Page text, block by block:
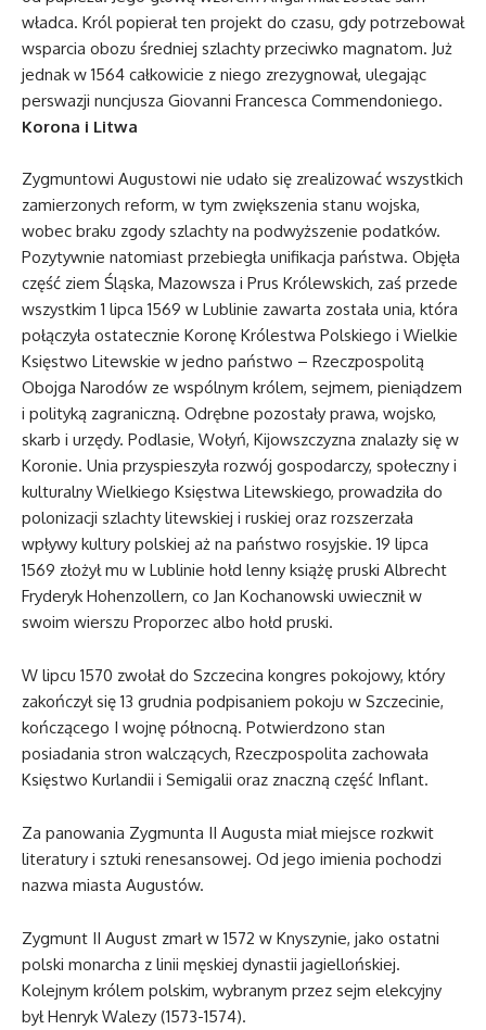
władca. Król popierał ten projekt do czasu, gdy potrzebował
wsparcia obozu średniej szlachty przeciwko magnatom. Już
jednak w 1564 całkowicie z niego zrezygnował, ulegając
perswazji nuncjusza Giovanni Francesca Commendoniego.
Korona i Litwa
Zygmuntowi Augustowi nie udało się zrealizować wszystkich
zamierzonych reform, w tym zwiększenia stanu wojska,
wobec braku zgody szlachty na podwyższenie podatków.
Pozytywnie natomiast przebiegła unifikacja państwa. Objęła
część ziem Śląska, Mazowsza i Prus Królewskich, zaś przede
wszystkim 1 lipca 1569 w Lublinie zawarta została unia, która
połączyła ostatecznie Koronę Królestwa Polskiego i Wielkie
Księstwo Litewskie w jedno państwo – Rzeczpospolitą
Obojga Narodów ze wspólnym królem, sejmem, pieniądzem
i polityką zagraniczną. Odrębne pozostały prawa, wojsko,
skarb i urzędy. Podlasie, Wołyń, Kijowszczyzna znalazły się w
Koronie. Unia przyspieszyła rozwój gospodarczy, społeczny i
kulturalny Wielkiego Księstwa Litewskiego, prowadziła do
polonizacji szlachty litewskiej i ruskiej oraz rozszerzała
wpływy kultury polskiej aż na państwo rosyjskie. 19 lipca
1569 złożył mu w Lublinie hołd lenny książę pruski Albrecht
Fryderyk Hohenzollern, co Jan Kochanowski uwiecznił w
swoim wierszu Proporzec albo hołd pruski.
W lipcu 1570 zwołał do Szczecina kongres pokojowy, który
zakończył się 13 grudnia podpisaniem pokoju w Szczecinie,
kończącego I wojnę północną. Potwierdzono stan
posiadania stron walczących, Rzeczpospolita zachowała
Księstwo Kurlandii i Semigalii oraz znaczną część Inflant.
Za panowania Zygmunta II Augusta miał miejsce rozkwit
literatury i sztuki renesansowej. Od jego imienia pochodzi
nazwa miasta Augustów.
Zygmunt II August zmarł w 1572 w Knyszynie, jako ostatni
polski monarcha z linii męskiej dynastii jagiellońskiej.
Kolejnym królem polskim, wybranym przez sejm elekcyjny
był Henryk Walezy (1573-1574).